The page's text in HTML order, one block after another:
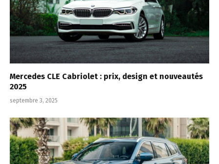
Mercedes CLE Cabriolet : prix, design et nouveautés
2025
septembre 3, 2025